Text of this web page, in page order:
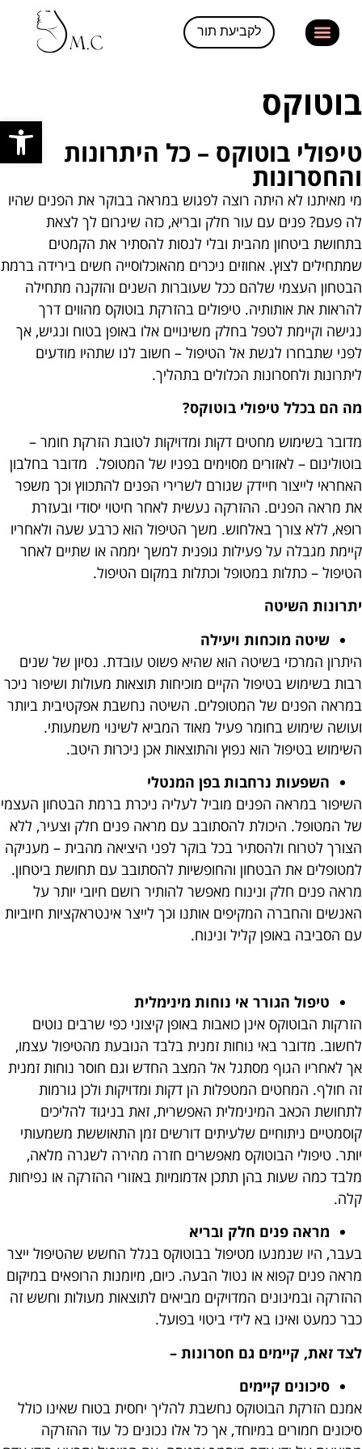
פתח
לקביעת תור
בוטוקס
טיפולי בוטוקס – כל היתרונות
והחסרונות
מי מאיתנו לא היתה רוצה לפגוש במראה בבוקר את הפנים שהיו
לה פעם? פנים עם עור חלק ובריא, כזה שיגרום לך לצאת
בתחושת ביטחון מהבית ובלי לנסות להסתיר את הקמטים
שמתחילים לצוץ. אחוזים ניכרים מהאוכלוסייה חשים בירידה ברמת
הבטחון העצמי שלהם ככל שעוברות השנים והזקנה מתחילה
להראות את אותותיה. טיפולים בהזרקת בוטוקס מהווים דרך
נגישה וקיימת לטפל בחלק משינויים אלו באופן בטוח ונגיש, אך
לפני שתבחרו לגשת אל הטיפול – חשוב לנו שתהיו מודעים
ליתרונות ולחסרונות הכלולים בתהליך.
מה הם בכלל טיפולי בוטוקס?
מדובר בשימוש מחטים דקות ומדויקות לטובת הזרקת חומר –
בוטולינום – לאזורים מסוימים בפניו של המטופל. מדובר בחלבון
האחראי לייצור חיידק שגורם לשרירי הפנים להתכווץ וכך משפר
את מראה הפנים. ההזרקה נעשית לאחר חיטוי יסודי ובעזרת
רופא, ללא צורך באלחוש. משך הטיפול הוא כרבע שעה ולאחריו
קיימת מגבלה על פעילות גופנית למשך יממה או שתיים לאחר
הטיפול – כתלות במטופל וכתלות במקום הטיפול.
יתרונות השיטה
שיטה מוכחות ויעילה
היתרון המרכזי בשיטה הוא שהיא פשוט עובדת. נסיון של שנים
רבות בשימוש בטיפול הקיים מוכיחות תוצאות מעולות ושיפור ניכר
במראה הפנים של המטופלים. השיטה נחשבת אפקטיבית ביותר
ועושה שימוש בחומר פעיל מאוד המביא לשינוי משמעותי.
השימוש בטיפול הוא נפוץ והתוצאות אכן ניכרות היטב.
השפעות נרחבות בפן המנטלי
השיפור במראה הפנים מוביל לעליה ניכרת ברמת הבטחון העצמי
של המטופל. היכולת להסתובב עם מראה פנים חלק וצעיר, ללא
הצורך לטרוח ולהסתיר בכל בוקר לפני היציאה מהבית – מעניקה
למטופלים את הבטחון והחופשיות להסתובב עם תחושת ביטחון.
מראה פנים חלק ונינוח מאפשר להותיר רושם חיובי יותר על
האנשים והחברה המקיפים אותנו וכך לייצר אינטראקציות חיוביות
עם הסביבה באופן קליל ונינוח.
טיפול הגורר אי נוחות מינימלית
הזרקות הבוטוקס אינן כואבות באופן קיצוני כפי שרבים נוטים
לחשוב. מדובר באי נוחות זמנית בלבד הנובעת מהטיפול עצמו,
אך לאחריו הגוף מסתגל אל המצב החדש וגם חוסר נוחות זמנית
זה חולף. המחטים המטפלות הן דקות ומדויקות ולכן גורמות
לתחושת הכאב המינימלית האפשרית, זאת בניגוד להליכים
קוסמטיים ניתוחיים שלעיתים דורשים זמן התאוששת משמעותי
יותר. טיפולי הבוטוקס מאפשרים חזרה מהירה לשגרה מלאה,
מלבד כמה שעות בהן תתכן אדמומיות באזורי ההזרקה או נפיחות
קלה.
מראה פנים חלק ובריא
בעבר, היו שנמנעו מטיפול בבוטוקס בגלל החשש שהטיפול ייצר
מראה פנים קפוא או נטול הבעה. כיום, מיומנות הרופאים במיקום
ההזרקה ובמינונים המדויקים מביאים לתוצאות מעולות וחשש זה
כבר כמעט ואינו בא לידי ביטוי בפועל.
לצד זאת, קיימים גם חסרונות –
סיכונים קיימים
אמנם הזרקת הבוטוקס נחשבת להליך יחסית בטוח שאינו כולל
סיכונים חמורים במיוחד, אך כל אלו נכונים כל עוד ההזרקה